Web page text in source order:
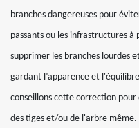
branches dangereuses pour
passants ou les infrastructures
supprimer les branches lourdes
gardant l’apparence et
conseillons cette correction pour
des tiges et/ou de l'arbre même.